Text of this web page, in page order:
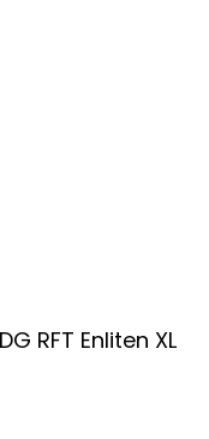
RFT Enliten XL